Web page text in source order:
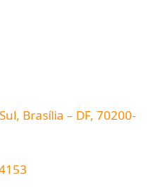
Brasília – DF, 70200-